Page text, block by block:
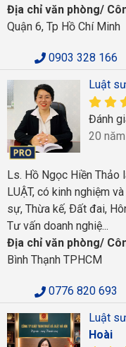
Địa chỉ văn phòng/
Quận 6, Tp Hồ Chí Minh
0903 328 166
Luật
Đánh
20
Ls. Hồ Ngọc Hiền Thảo
LUẬT, có kinh nghiệm
sự, Thừa kế, Ðất đai,
Tư vấn doanh nghiệ...
Địa chỉ văn phòng/
Bình Thạnh TPHCM
0776 820 693
Luật
Hoài